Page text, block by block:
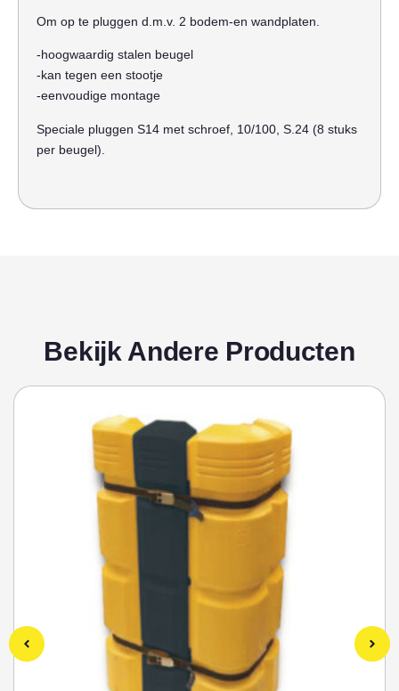
Om op te pluggen d.m.v. 2 bodem-en wandplaten.
-hoogwaardig stalen beugel
-kan tegen een stootje
-eenvoudige montage
Speciale pluggen S14 met schroef, 10/100, S.24 (8 stuks
per beugel).
Bekijk Andere Producten